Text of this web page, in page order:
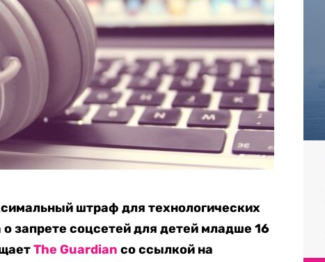
штраф для технологических
запрете соцсетей для детей младше 16
The Guardian со ссылкой на